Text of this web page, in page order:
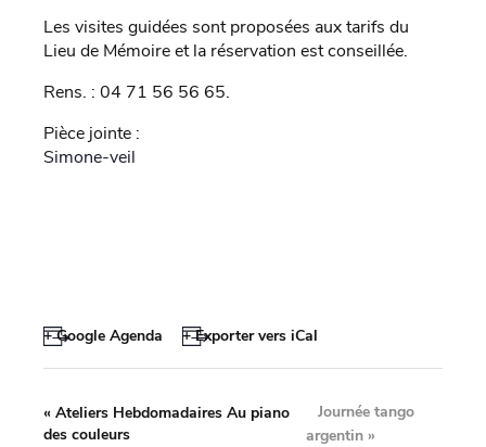
Les visites guidées sont proposées aux tarifs du
Lieu de Mémoire et la réservation est conseillée.
Rens. : 04 71 56 56 65.
Pièce jointe :
Simone-veil
+ Google Agenda + Exporter vers iCal
« Ateliers Hebdomadaires Au piano
des couleurs
Journée tango
argentin »